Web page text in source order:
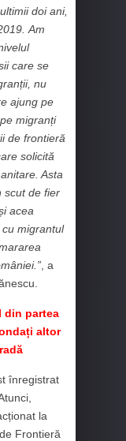
doi ani,
Am
care se
nu
ajung pe
migranți
de frontieră
solicită
Asta
scut de fier
acea
migrantul
, a
din partea
altor
înregistrat
la
Frontieră